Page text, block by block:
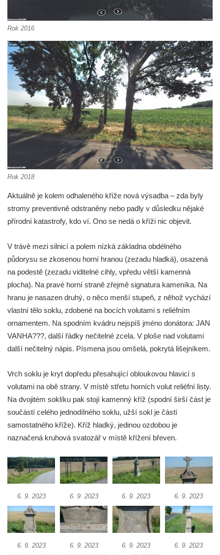
Boží muka u hřbitova v Římově
Centrální kříž hřbitova v Římově
Kříž na návsi v Dolním Třeboníně
Kříž poblíž domu čp. 169 v Plavu
Kříž na návsi v Plavu
Boží muka v Plavu
Kříž u Obrázku severovýchodně od
Práchně
Kříž na rozcestí u domu čp. 283 v Dolním
Görnerův kříž u silnice č. 264 v Dolním
Podluží
Kříž u domu čp. 155 v Chřibské
Údajný kříž u domu čp. 283 ve Chřibské
Kříž jižně od Bukolu
Kříž u silnice z Chouče do Mirošovic
Centrální kříž hřbitova v Chouči
Kříž na rozcestí v Záluží
Kříž v ulici V Zátiší v Dobříni
Kříž v centru Liběšic
Kříž na návsi v Chouči
Boží muka na rozcestí východně od Chouče
Kříž na návsi v Lužici
Kříž u polní cesty severozápadně od Kozel
Údajný kříž na návsi v Kozlech
Centrální kříž hřbitova v Kozlech
Kříž východně od Oparna u cesty na Lovoš
Pamětní kříž na Lovoši
Rok 2016
Rok 2018
Aktuálně je kolem odhaleného kříže nová výsadba – zda byly
stromy preventivně odstraněny nebo padly v důsledku nějaké
přírodní katastrofy, kdo ví. Ono se nedá o kříži nic objevit.
V trávě mezi silnicí a polem nízká základna obdélného
půdorysu se zkosenou horní hranou (zezadu hladká), osazená
na podestě (zezadu viditelné cihly, vpředu větší kamenná
plocha). Na pravé horní straně zřejmě signatura kameníka. Na
hranu je nasazen druhý, o něco menší stupeň, z něhož vychází
vlastní tělo soklu, zdobené na bocích volutami s reliéfním
ornamentem. Na spodním kvádru nejspíš jméno donátora: JAN
VANHA???, další řádky nečitelné zcela. V ploše nad volutami
další nečitelný nápis. Písmena jsou omšelá, pokrytá lišejníkem.
Vrch soklu je kryt dopředu přesahující obloukovou hlavicí s
volutami na obě strany. V místě střetu horních volut reliéfní listy.
Na dvojitém soklíku pak stojí kamenný kříž (spodní širší část je
součástí celého jednodílného soklu, užší sokl je částí
samostatného kříže). Kříž hladký, jedinou ozdobou je
naznačená kruhová svatozář v místě křížení břeven.
6. 9. 2023 6. 9. 2023 6. 9. 2023 6. 9. 2023
6. 9. 2023 6. 9. 2023 6. 9. 2023 6. 9. 2023